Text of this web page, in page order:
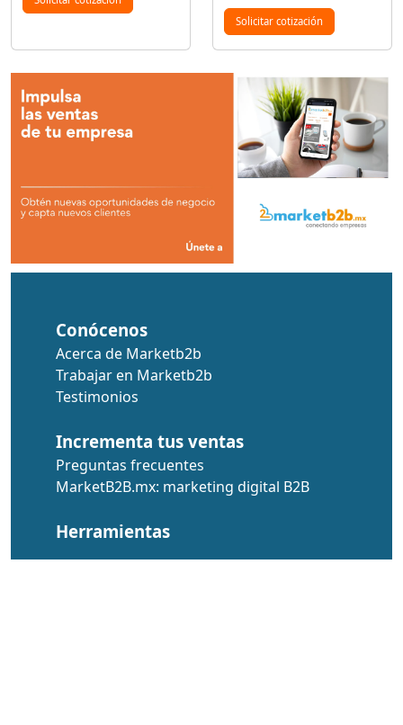
Solicitar cotización
Conócenos
Acerca de Marketb2b
Trabajar en Marketb2b
Testimonios
Incrementa tus ventas
Preguntas frecuentes
MarketB2B.mx: marketing digital B2B
Herramientas